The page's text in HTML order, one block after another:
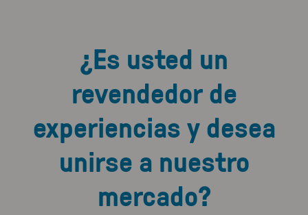
¿Es usted un
revendedor de
experiencias y desea
unirse a nuestro
mercado?